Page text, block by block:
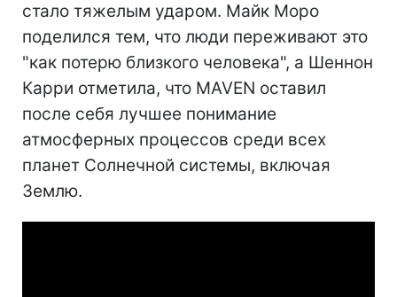
стало тяжелым ударом. Майк Моро
поделился тем, что люди переживают это
"как потерю близкого человека", а Шеннон
Карри отметила, что MAVEN оставил
после себя лучшее понимание
атмосферных процессов среди всех
планет Солнечной системы, включая
Землю.